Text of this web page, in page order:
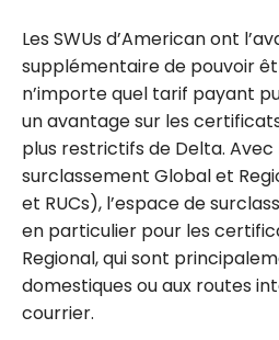
Les SWUs d’American ont
supplémentaire de pouvoir
n’importe quel tarif payant
un avantage sur les
plus restrictifs de Delta.
surclassement Global et
et RUCs), l’espace de
en particulier pour les
Regional, qui sont
domestiques ou aux routes
courrier.